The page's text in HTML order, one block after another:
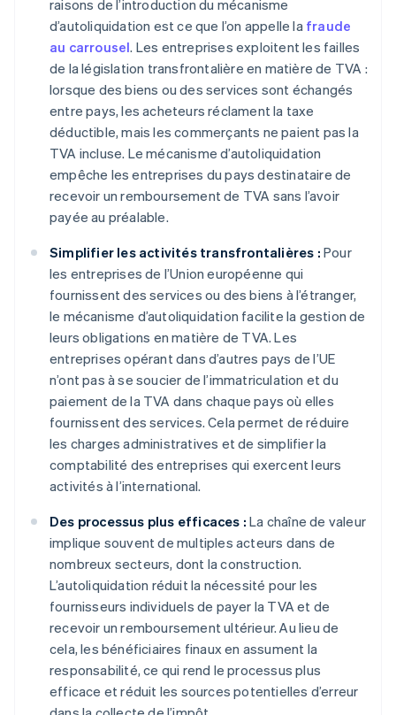
raisons de l’introduction du mécanisme
d’autoliquidation est ce que l’on appelle la fraude
au carrousel. Les entreprises exploitent les failles
de la législation transfrontalière en matière de TVA :
lorsque des biens ou des services sont échangés
entre pays, les acheteurs réclament la taxe
déductible, mais les commerçants ne paient pas la
TVA incluse. Le mécanisme d’autoliquidation
empêche les entreprises du pays destinataire de
recevoir un remboursement de TVA sans l’avoir
payée au préalable.
Simplifier les activités transfrontalières : Pour
les entreprises de l’Union européenne qui
fournissent des services ou des biens à l’étranger,
le mécanisme d’autoliquidation facilite la gestion de
leurs obligations en matière de TVA. Les
entreprises opérant dans d’autres pays de l’UE
n’ont pas à se soucier de l’immatriculation et du
paiement de la TVA dans chaque pays où elles
fournissent des services. Cela permet de réduire
les charges administratives et de simplifier la
comptabilité des entreprises qui exercent leurs
activités à l’international.
Des processus plus efficaces : La chaîne de valeur
implique souvent de multiples acteurs dans de
nombreux secteurs, dont la construction.
L’autoliquidation réduit la nécessité pour les
fournisseurs individuels de payer la TVA et de
recevoir un remboursement ultérieur. Au lieu de
cela, les bénéficiaires finaux en assument la
responsabilité, ce qui rend le processus plus
efficace et réduit les sources potentielles d’erreur